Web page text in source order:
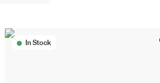
In Stock